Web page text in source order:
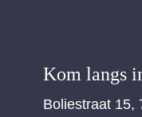
Kom langs
Boliestraat 15,